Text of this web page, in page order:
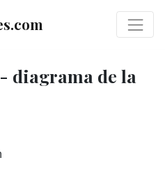
diagrama de la